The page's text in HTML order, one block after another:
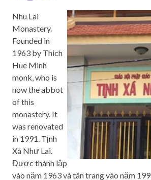
Nhu Lai
Monastery.
Founded in
1963 by Thich
Hue Minh
monk, who is
now the abbot
of this
monastery. It
was renovated
in 1991. Tịnh
Xá Như Lai.
Được thành lập
vào năm 1963 và tân trang vào năm